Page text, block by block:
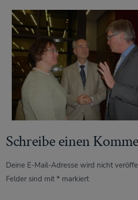
Schreibe einen
Deine E-Mail-Adresse wird nicht
Felder sind mit* markiert